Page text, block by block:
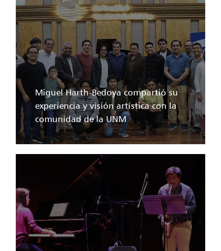
Miguel Harth-Bedoya compartió su
experiencia y visión artística con la
comunidad de la UNM